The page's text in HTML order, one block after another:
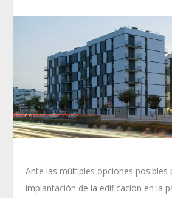
Ante las múltiples opciones posibles
implantación de la edificación en la